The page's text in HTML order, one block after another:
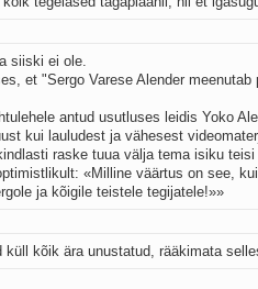
siiski ei ole.
et "Sergo Varese Alender
antud usutluses leidis Yoko
kui lauludest ja vähesest
raske tuua välja tema isiku
«Milline väärtus on see,
ja kõigile teistele tegijatele!»»
küll kõik ära unustatud, rääkimata